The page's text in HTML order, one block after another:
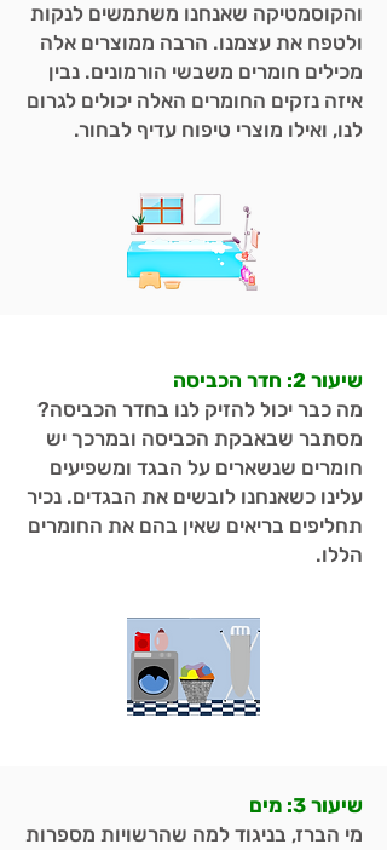
והקוסמטיקה שאנחנו משתמשים לנקות
ולטפח את עצמנו. הרבה ממוצרים אלה
מכילים חומרים משבשי הורמונים. נבין
איזה נזקים החומרים האלה יכולים לגרום
לנו, ואילו מוצרי טיפוח עדיף לבחור.
שיעור 2: חדר הכביסה
מה כבר יכול להזיק לנו בחדר הכביסה?
מסתבר שבאבקת הכביסה ובמרכך יש
חומרים שנשארים על הבגד ומשפיעים
עלינו כשאנחנו לובשים את הבגדים. נכיר
תחליפים בריאים שאין בהם את החומרים
הללו.
שיעור 3: מים
מי הברז, בניגוד למה שהרשויות מספרות